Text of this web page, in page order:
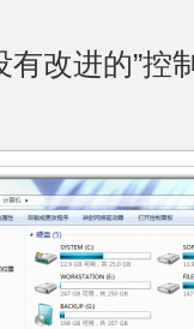
有改进的”控